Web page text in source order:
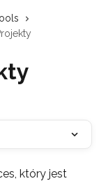
który jest